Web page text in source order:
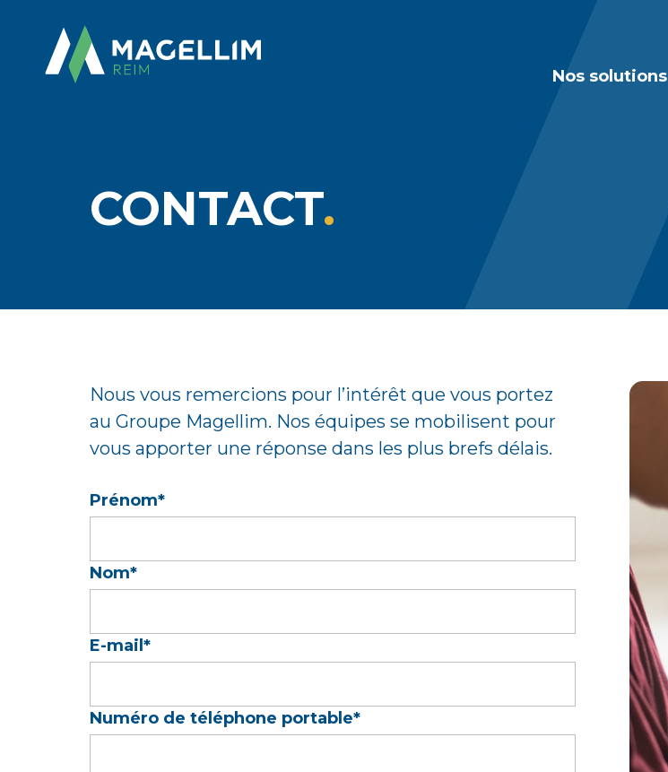
Nos solutions
CONTACT
Nous vous remercions pour l’intérêt que vous portez
au Groupe Magellim. Nos équipes se mobilisent pour
vous apporter une réponse dans les plus brefs délais.
Prénom*
Nom*
E-mail *
Numéro de téléphone portable*